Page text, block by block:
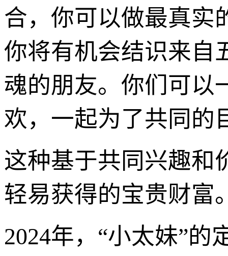
合，你可以做最真实
你将有机会结识来自
魂的朋友。你们可以
欢，一起为了共同的
这种基于共同兴趣和
轻易获得的宝贵财富
2024年，“小太妹”